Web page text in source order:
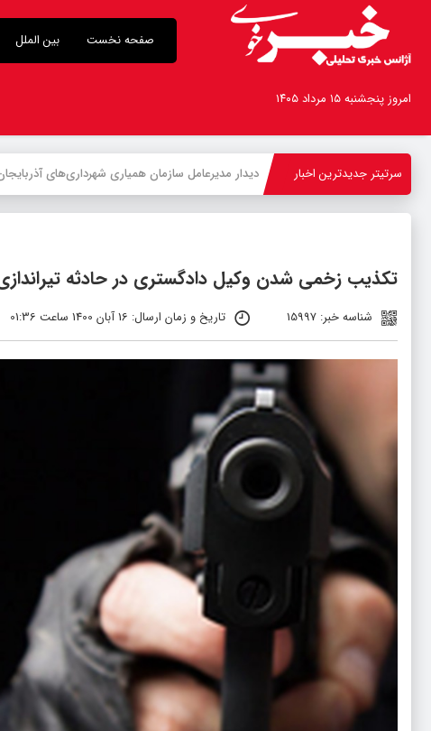
صفحه نخست بین الملل
امروز پنجشنبه ۱۵ مرداد ۱۴۰۵
سرتیتر جدیدترین اخبار -
تکذیب زخمی شدن وکیل دادگستری در حادثه
شناسه خبر: 15997 تاریخ و زمان ارسال: 16 آبان 1400 ساعت 01:36